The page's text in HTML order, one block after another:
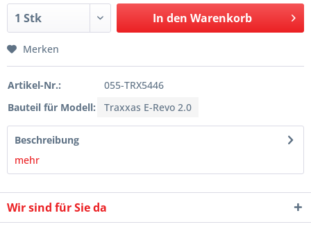
In den Warenkorb
Merken
Artikel-Nr.:
055-TRX5446
Bauteil für Modell:
Traxxas E-Revo 2.0
Beschreibung
mehr
Wir sind für Sie da